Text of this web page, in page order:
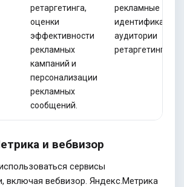
ретаргетинга,
оценки
эффективности
рекламных
кампаний и
персонализации
рекламных
сообщений.
рекламные
аудитории
ретаргетинга
и вебвизор
сервисы
включая вебвизор. Яндекс.Метрика